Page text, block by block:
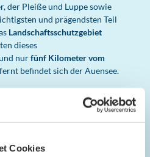
Cookies
der Pleiße und Luppe sowie
und prägendsten Teil
Landschaftsschutzgebiet
dieses
nurfünf Kilometer vom
befindet sich der Auensee.
Hauptbahnhofes
Umgeben wird der Auensee